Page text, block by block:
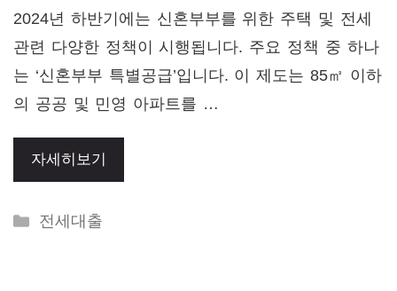
2024년 하반기에는 신혼부부를 위한 주택 및 전세
관련 다양한 정책이 시행됩니다. 주요 정책 중 하나
는 ‘신혼부부 특별공급’입니다. 이 제도는 85㎡ 이하
의 공공 및 민영 아파트를 …
자세히보기
Categories
전세대출